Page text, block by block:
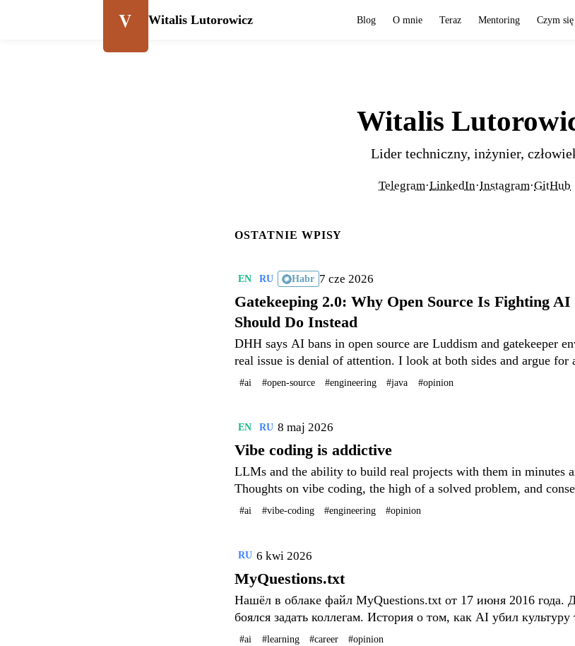
V Witalis Lutorowicz Blog O mnie Teraz Mentoring Czym
Witalis
Lider techniczny, inżynier,
Telegram·LinkedIn·Instagram·GitHub
OSTATNIE WPISY
EN RU Habr 7 cze 2026
Gatekeeping 2.0: Why Open Source Is Fighting
Should Do Instead
DHH says AI bans in open source are Luddism and gatekeeper
real issue is denial of attention. I look at both sides and argue for
executable quality gates, not by who wrote it.
#ai #open-source #engineering #java #opinion
EN RU 8 maj 2026
Vibe coding is addictive
LLMs and the ability to build real projects with them in minutes
Thoughts on vibe coding, the high of a solved problem, and
understand.
#ai #vibe-coding #engineering #opinion
RU 6 kwi 2026
MyQuestions.txt
Нашёл в облаке файл MyQuestions.txt от 17 июня 2016 года.
боялся задать коллегам. История о том, как AI убил культуру
#ai #learning #career #opinion